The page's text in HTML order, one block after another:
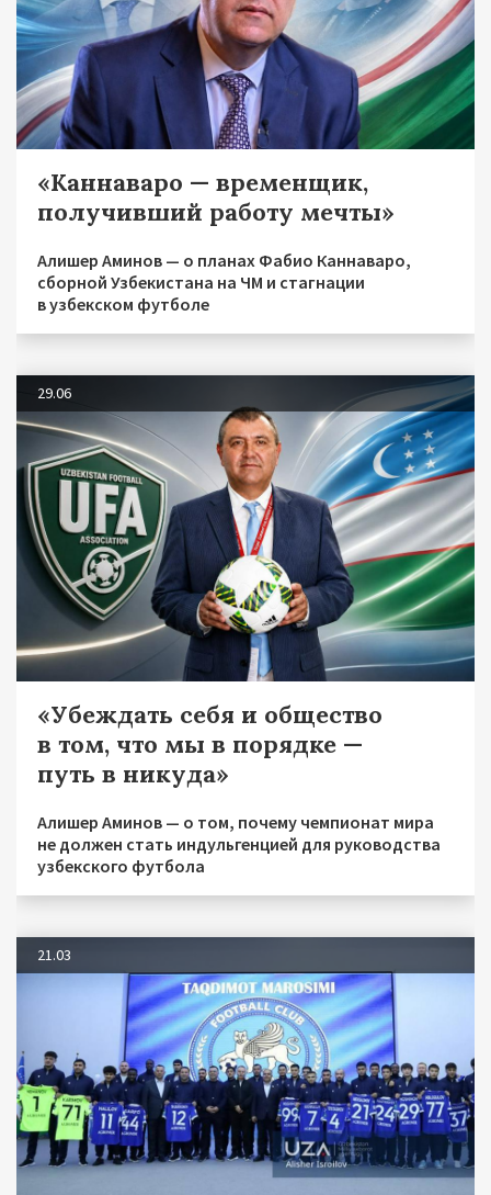
«Каннаваро — временщик,
получивший работу мечты»
Алишер Аминов — о планах Фабио Каннаваро,
сборной Узбекистана на ЧМ и стагнации
в узбекском футболе
29.06
«Убеждать себя и общество
в том, что мы в порядке —
путь в никуда»
Алишер Аминов — о том, почему чемпионат мира
не должен стать индульгенцией для руководства
узбекского футбола
21.03